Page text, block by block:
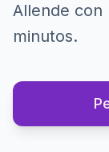
Allende con
minutos.